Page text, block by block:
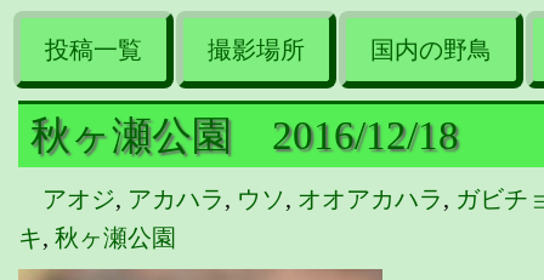
投稿一覧 撮影場所 国内の野鳥
秋ヶ瀬公園 2016/12/18
アオジ, アカハラ, ウソ, オオアカハラ, ガビチ
キ, 秋ヶ瀬公園